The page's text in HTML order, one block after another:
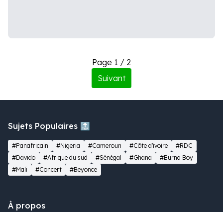
Page 1 / 2
Suivant
Sujets Populaires 🔝
#Panafricain #Nigeria #Cameroun #Côte d'ivoire
#RDC
#Davido
#Afrique du sud #Sénégal #Ghana
#Burna Boy
#Mali
#Concert #Beyonce
À propos